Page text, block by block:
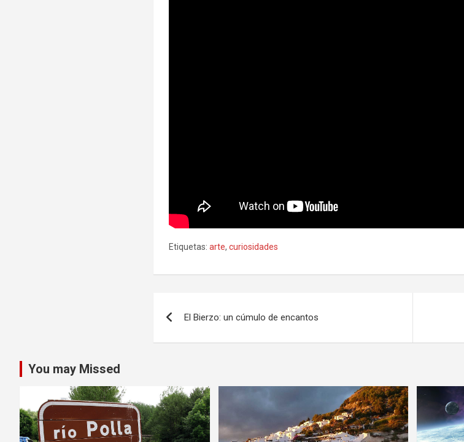
Etiquetas: arte,curiosidades
de
El Bierzo: un cúmulo de encantos
You may Missed